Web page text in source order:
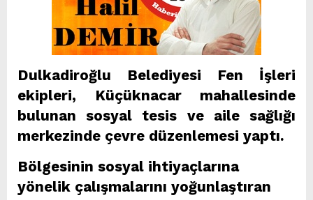
Dulkadiroğlu Belediyesi Fen İşleri
ekipleri, Küçüknacar mahallesinde
bulunan sosyal tesis ve aile sağlığı
merkezinde çevre düzenlemesi yaptı.
Bölgesinin sosyal ihtiyaçlarına
yönelik çalışmalarını yoğunlaştıran